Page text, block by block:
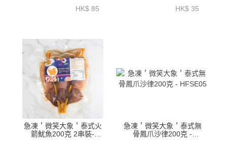
HK$ 85
HK$ 35
急凍＇微笑大象＇泰式火
箭魷魚200克 2串裝-
急凍＇微笑大象＇泰式無
骨鳳爪沙律200克 -